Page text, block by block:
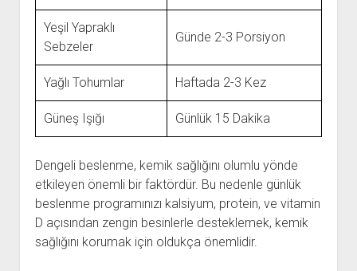
Yeşil Yapraklı
Sebzeler
Günde 2-3 Porsiyon
Yağlı Tohumlar Haftada 2-3 Kez
Güneş Işığı Günlük 15 Dakika
Dengeli beslenme, kemik sağlığını olumlu yönde
etkileyen önemli bir faktördür. Bu nedenle günlük
beslenme programınızı kalsiyum, protein, ve vitamin
D açısından zengin besinlerle desteklemek, kemik
sağlığını korumak için oldukça önemlidir.